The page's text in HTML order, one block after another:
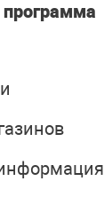
программа